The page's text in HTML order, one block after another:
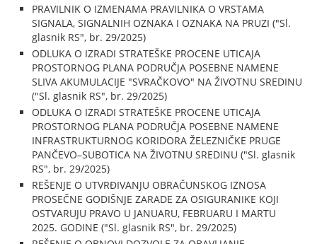
PRAVILNIK O IZMENAMA PRAVILNIKA O VRSTAMA
SIGNALA, SIGNALNIH OZNAKA I OZNAKA NA PRUZI ("Sl.
glasnik RS", br. 29/2025)
ODLUKA O IZRADI STRATEŠKE PROCENE UTICAJA
PROSTORNOG PLANA PODRUČJA POSEBNE NAMENE
SLIVA AKUMULACIJE "SVRAČKOVO" NA ŽIVOTNU SREDINU
("Sl. glasnik RS", br. 29/2025)
ODLUKA O IZRADI STRATEŠKE PROCENE UTICAJA
PROSTORNOG PLANA PODRUČJA POSEBNE NAMENE
INFRASTRUKTURNOG KORIDORA ŽELEZNIČKE PRUGE
PANČEVO–SUBOTICA NA ŽIVOTNU SREDINU ("Sl. glasnik
RS", br. 29/2025)
REŠENJE O UTVRĐIVANJU OBRAČUNSKOG IZNOSA
PROSEČNE GODIŠNJE ZARADE ZA OSIGURANIKE KOJI
OSTVARUJU PRAVO U JANUARU, FEBRUARU I MARTU
2025. GODINE ("Sl. glasnik RS", br. 29/2025)